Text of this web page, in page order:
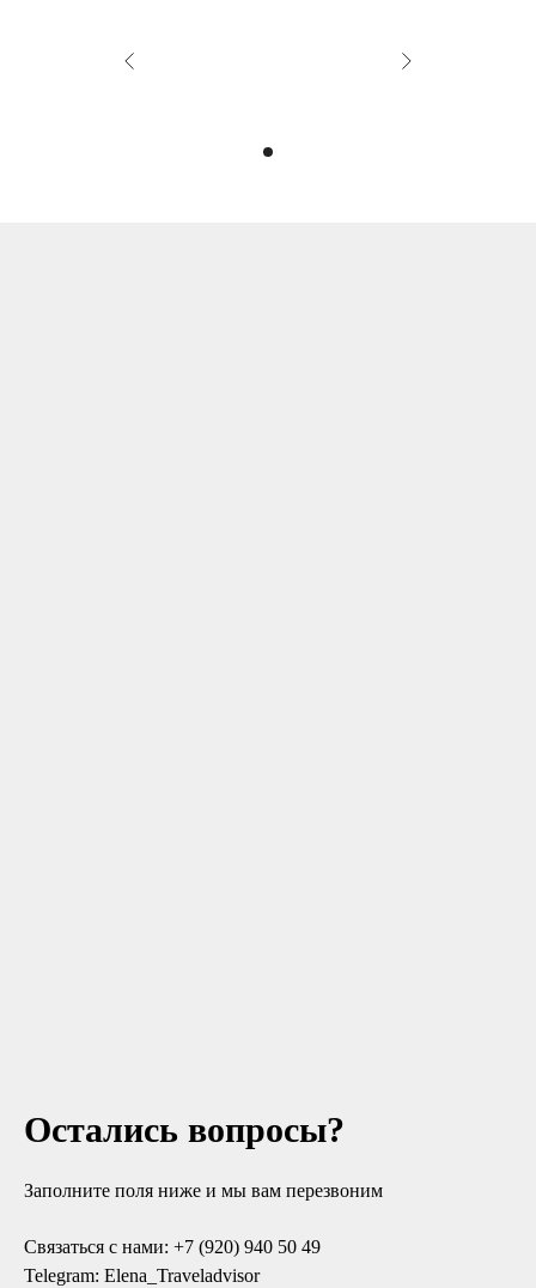
Остались вопросы?
Заполните поля ниже и мы вам перезвоним
Связаться с нами: +7 (920) 940 50 49
Telegram: Elena_Traveladvisor